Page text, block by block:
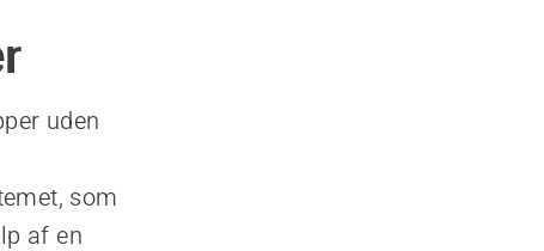
uden
som
af en